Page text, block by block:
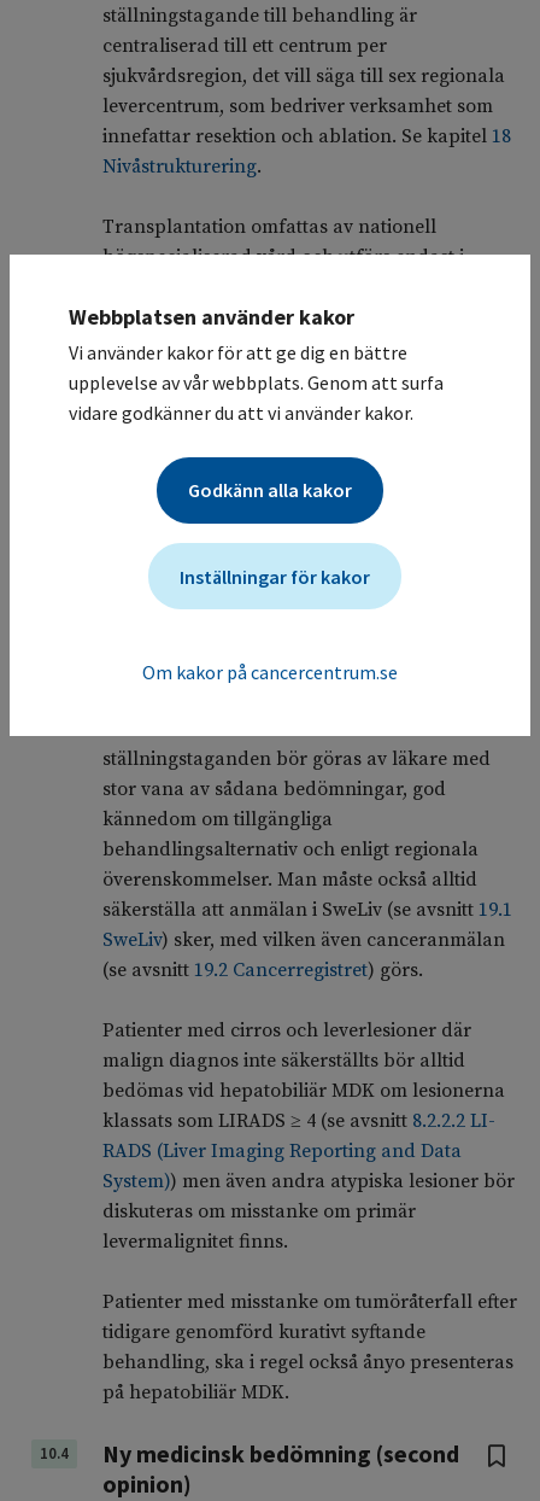
ställningstagande till behandling är
centraliserad till ett centrum per
sjukvårdsregion, det vill säga till sex regionala
levercentrum, som bedriver verksamhet som
innefattar resektion och ablation. Se kapitel 18
Nivåstrukturering.
Transplantation omfattas av nationell
högspecialiserad vård och utförs endast i
Vilka patienter ska bedömas vid
hepatobiliär MDK?
Grundprincipen är att alla patienter med
misstanke om primär levercancer bör
diskuteras vid regional hepatobiliär MDK i
samband med att tumörsjukdom påvisas.
Undantag kan göras för patienter som med
säkerhet inte kan behandlas med annat än
symtomlindrande behandling (best supportive
mer) eller vid dekompenserad leverfunktion
ställningstaganden bör göras av läkare med
stor vana av sådana bedömningar, god
kännedom om tillgängliga
behandlingsalternativ och enligt regionala
överenskommelser. Man måste också alltid
säkerställa att anmälan i SweLiv (se avsnitt 19.1
SweLiv) sker, med vilken även canceranmälan
(se avsnitt 19.2 Cancerregistret) görs.
Patienter med cirros och leverlesioner där
malign diagnos inte säkerställts bör alltid
bedömas vid hepatobiliär MDK om lesionerna
klassats som LIRADS ≥ 4 (se avsnitt 8.2.2.2 LI-
RADS (Liver Imaging Reporting and Data
System)) men även andra atypiska lesioner bör
diskuteras om misstanke om primär
levermalignitet finns.
Patienter med misstanke om tumöråterfall efter
tidigare genomförd kurativt syftande
behandling, ska i regel också ånyo presenteras
på hepatobiliär MDK.
10.4
Ny medicinsk bedömning (second
opinion)
Webbplatsen använder kakor
Vi använder kakor för att ge dig en bättre
upplevelse av vår webbplats. Genom att surfa
vidare godkänner du att vi använder kakor.
Godkänn alla kakor
Inställningar för kakor
Om kakor på cancercentrum.se